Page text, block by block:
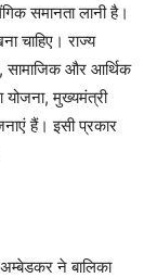
समानता लानी है।
चाहिए। राज्य
सामाजिक और आर्थिक
योजना, मुख्यमंत्री
हैं। इसी प्रकार
ने बालिका